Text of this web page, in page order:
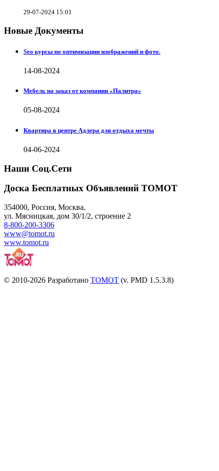
29-07-2024 15:01
Новые Документы
Seo курсы по оптимизации изображений и фото.
14-08-2024
Мебель на заказ от компании «Палитра»
05-08-2024
Квартира в центре Адлера для отдыха мечты
04-06-2024
Наши Соц.Сети
Доска Бесплатных Объявлений ТОМОТ
354000, Россия, Москва,
ул. Мясницкая, дом 30/1/2, строение 2
8-800-200-3306
www@tomot.ru
www.tomot.ru
© 2010-2026 Разработано TOMOT (v. PMD 1.5.3.8)